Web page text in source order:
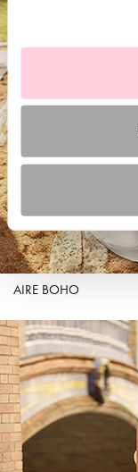
AIRE BOHO